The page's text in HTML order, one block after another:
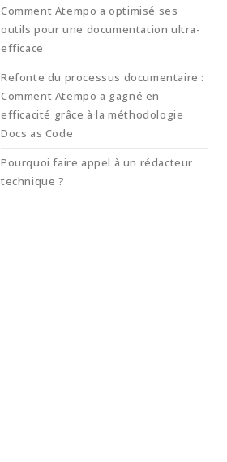
Comment Atempo a optimisé ses
outils pour une documentation ultra-
efficace
Refonte du processus documentaire :
Comment Atempo a gagné en
efficacité grâce à la méthodologie
Docs as Code
Pourquoi faire appel à un rédacteur
technique ?